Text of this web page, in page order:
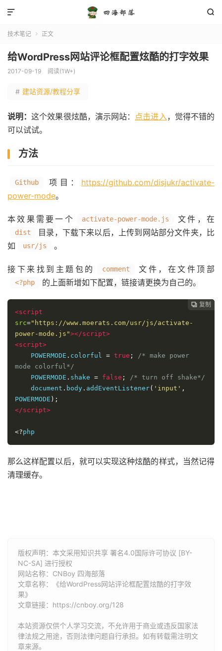


技术笔记  正文
给WordPress网站评论框配置炫酷的打字效果
2017-09-19 阅读(1W+)
# 建站资源/教程分享
说明：这个效果很炫酷，演示网站： 点击进入，觉得不错的
可以试试。
方法
Github 项目： https://github.com/disjukr/activate-
power-mode。
本效果需要一个 activate-power-mode.js 文件，在
dist
目录，下载下来以后，上传到网站部分文件夹，比
如
usr/js 。
接下来找到主题包的 comment 文件，在文件顶部
<?php 的上面新增如下配置，链接请更换为自己的。
 复制
 复制
 复制
<script
src="https://www.moerats.com/usr/js/activate-
power-mode.js"></script>
<script>
    POWERMODE
. colorful = true ;
/* make power
mode colorful*/
    POWERMODE
. shake = false ;
/* turn off shake*/
    document
. body . addEventListener( 'input' ,
POWERMODE );
</script>
<?php
那么这样配置以后，就可以实现这种炫酷的样式，当然记得
清理缓存。
版权声明：本文采用知识共享 署名4.0国际许可协议 [BY-
NC-SA] 进行授权
网站名称： CNBoy 四海部落
文章名称：《给WordPress网站评论框配置炫酷的打字效
果》
文章链接： https://cnboy.org/128
本站资源仅供个人学习交流，不允许用于商业或违反国家法
律法规之用途，否则法律问题自行承担。如有转载需注明文
章来源。